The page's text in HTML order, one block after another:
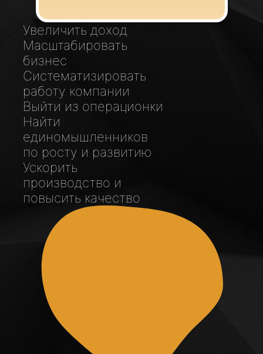
Увеличить доход
Масштабировать
бизнес
Систематизировать
работу компании
Выйти из операционки
Найти
единомышленников
по росту и развитию
Ускорить
производство и
повысить качество